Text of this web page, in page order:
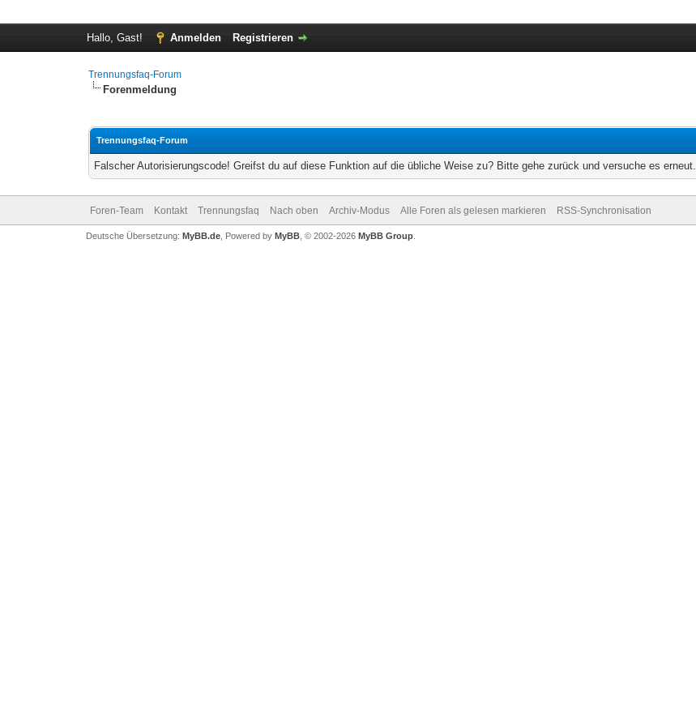
Hallo, Gast! Anmelden Registrieren
Trennungsfaq-Forum
Forenmeldung
Trennungsfaq-Forum
Falscher Autorisierungscode! Greifst du auf diese Funktion auf die übliche Weise zu? Bitte gehe zurück und versuche es erneut.
Foren-Team Kontakt Trennungsfaq Nach oben Archiv-Modus Alle Foren als gelesen markieren RSS-Synchronisation
Deutsche Übersetzung: MyBB.de, Powered by MyBB, © 2002-2026 MyBB Group.